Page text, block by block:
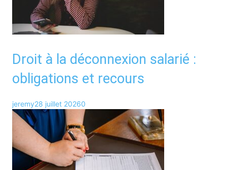
Droit à la déconnexion salarié :
obligations et recours
jeremy28 juillet 20260